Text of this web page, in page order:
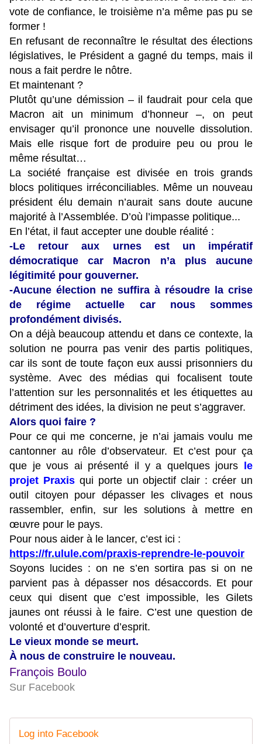
vote de confiance, le troisième n’a même pas pu se
former !
En refusant de reconnaître le résultat des élections
législatives, le Président a gagné du temps, mais il
nous a fait perdre le nôtre.
Et maintenant ?
Plutôt qu’une démission – il faudrait pour cela que
Macron ait un minimum d’honneur –, on peut
envisager qu’il prononce une nouvelle dissolution.
Mais elle risque fort de produire peu ou prou le
même résultat…
La société française est divisée en trois grands
blocs politiques irréconciliables. Même un nouveau
président élu demain n’aurait sans doute aucune
majorité à l’Assemblée. D’où l’impasse politique...
En l’état, il faut accepter une double réalité :
-Le retour aux urnes est un impératif
démocratique car Macron n’a plus aucune
légitimité pour gouverner.
-Aucune élection ne suffira à résoudre la crise
de régime actuelle car nous sommes
profondément divisés.
On a déjà beaucoup attendu et dans ce contexte, la
solution ne pourra pas venir des partis politiques,
car ils sont de toute façon eux aussi prisonniers du
système. Avec des médias qui focalisent toute
l’attention sur les personnalités et les étiquettes au
détriment des idées, la division ne peut s’aggraver.
Alors quoi faire ?
Pour ce qui me concerne, je n’ai jamais voulu me
cantonner au rôle d’observateur. Et c’est pour ça
que je vous ai présenté il y a quelques jours
le
projet Praxisqui porte un objectif clair : créer un
outil citoyen pour dépasser les clivages et nous
rassembler, enfin, sur les solutions à mettre en
œuvre pour le pays.
Pour nous aider à le lancer, c’est ici :
https://fr.ulule.com/praxis-reprendre-le-pouvoir
Soyons lucides : on ne s’en sortira pas si on ne
parvient pas à dépasser nos désaccords. Et pour
ceux qui disent que c’est impossible, les Gilets
jaunes ont réussi à le faire. C’est une question de
volonté et d’ouverture d’esprit.
Le vieux monde se meurt.
À nous de construire le nouveau.
François Boulo
Sur Facebook
Log into Facebook